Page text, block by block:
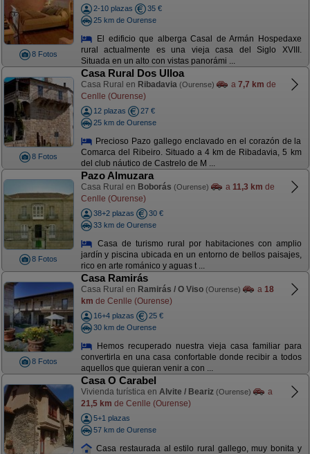
8 Fotos
2-10 plazas
35 €
25 km de Ourense
El edificio que alberga Casal de Armán Hospedaxe
rural actualmente es una vieja casa del Siglo XVIII.
Situada en un alto con vistas panorámi ...
8 Fotos
Casa Rural Dos Ulloa
Casa Rural en Ribadavia (Ourense) a 7,7 km de
Cenlle (Ourense)
12 plazas
27 €
25 km de Ourense
Precioso Pazo gallego enclavado en el corazón de la
Comarca del Ribeiro. Situado a 4 km de Ribadavia, 5 km
del club náutico de Castrelo de M ...
8 Fotos
Pazo Almuzara
Casa Rural en Boborás (Ourense) a 11,3 km de
Cenlle (Ourense)
38+2 plazas
30 €
33 km de Ourense
Casa de turismo rural por habitaciones con amplio
jardín y piscina ubicada en un entorno de bellos paisajes,
rico en arte románico y aguas t ...
8 Fotos
Casa Ramirás
Casa Rural en Ramirás / O Viso (Ourense) a 18
km de Cenlle (Ourense)
16+4 plazas
25 €
30 km de Ourense
Hemos recuperado nuestra vieja casa familiar para
convertirla en una casa confortable donde recibir a todos
aquellos que quieran venir a con ...
Casa O Carabel
Vivienda turística en Alvite / Beariz (Ourense)
a
21,5 km de Cenlle (Ourense)
5+1 plazas
57 km de Ourense
Casa restaurada al estilo rural gallego, muy bonita y